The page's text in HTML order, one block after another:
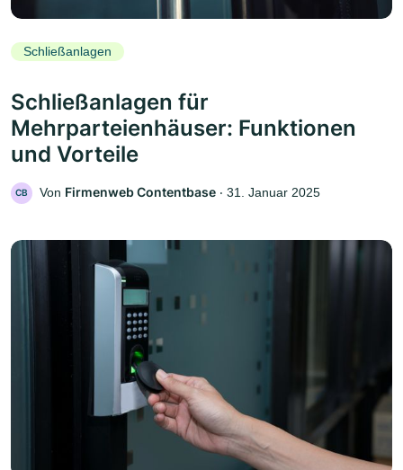
Schließanlagen
Schließanlagen für
Mehrparteienhäuser: Funktionen
und Vorteile
CB Von Firmenweb Contentbase ‧ 31. Januar 2025